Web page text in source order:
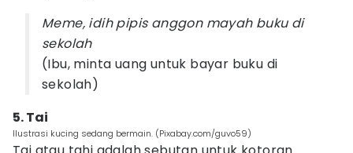
Meme, idih pipis anggon mayah buku di
sekolah
(Ibu, minta uang untuk bayar buku di
sekolah)
5. Tai
Ilustrasi kucing sedang bermain. (Pixabay.com/guvo59)